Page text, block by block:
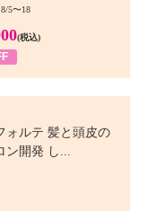
5〜18
(税込)
ォルテ 髪と頭皮の
ン開発 し...